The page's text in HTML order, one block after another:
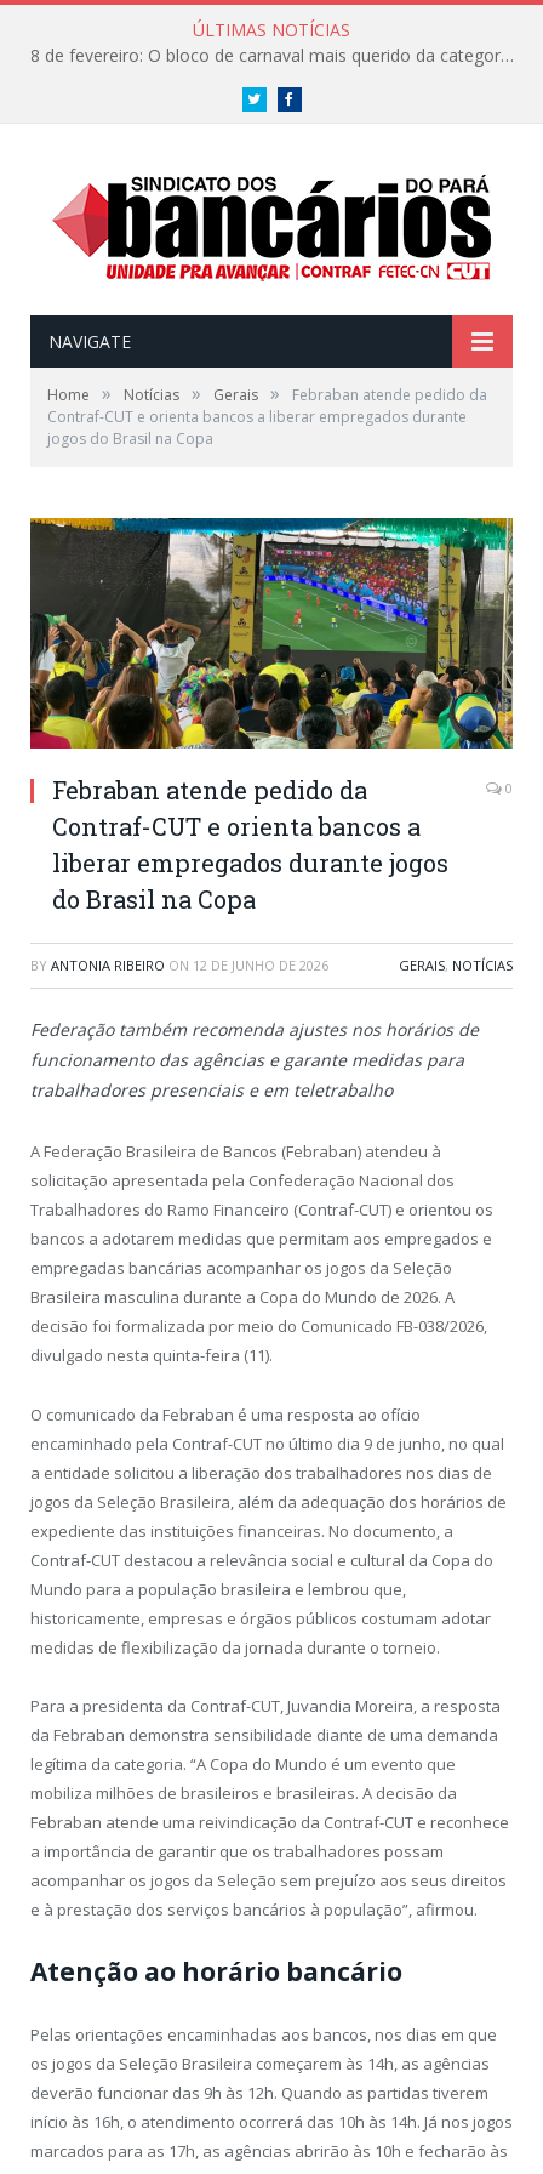
ÚLTIMAS NOTÍCIAS
8 de fevereiro: O bloco de carnaval mais querido da categoria já tem data. Vem pro CarnaBancários 2025!
Twitter
NAVIGATE
Home » Notícias » Gerais »
Febraban atende pedido da
Contraf-CUT e orienta bancos a liberar empregados durante
jogos do Brasil na Copa
Febraban atende pedido da
Contraf-CUT e orienta bancos a
liberar empregados durante jogos
do Brasil na Copa
0
BY ANTONIA RIBEIRO ON 12 DE JUNHO DE 2026 GERAIS, NOTÍCIAS
Federação também recomenda ajustes nos horários de
funcionamento das agências e garante medidas para
trabalhadores presenciais e em teletrabalho
A Federação Brasileira de Bancos (Febraban) atendeu à
solicitação apresentada pela Confederação Nacional dos
Trabalhadores do Ramo Financeiro (Contraf-CUT) e orientou os
bancos a adotarem medidas que permitam aos empregados e
empregadas bancárias acompanhar os jogos da Seleção
Brasileira masculina durante a Copa do Mundo de 2026. A
decisão foi formalizada por meio do Comunicado FB-038/2026,
divulgado nesta quinta-feira (11).
O comunicado da Febraban é uma resposta ao ofício
encaminhado pela Contraf-CUT no último dia 9 de junho, no qual
a entidade solicitou a liberação dos trabalhadores nos dias de
jogos da Seleção Brasileira, além da adequação dos horários de
expediente das instituições financeiras. No documento, a
Contraf-CUT destacou a relevância social e cultural da Copa do
Mundo para a população brasileira e lembrou que,
historicamente, empresas e órgãos públicos costumam adotar
medidas de flexibilização da jornada durante o torneio.
Para a presidenta da Contraf-CUT, Juvandia Moreira, a resposta
da Febraban demonstra sensibilidade diante de uma demanda
legítima da categoria. “A Copa do Mundo é um evento que
mobiliza milhões de brasileiros e brasileiras. A decisão da
Febraban atende uma reivindicação da Contraf-CUT e reconhece
a importância de garantir que os trabalhadores possam
acompanhar os jogos da Seleção sem prejuízo aos seus direitos
e à prestação dos serviços bancários à população”, afirmou.
Atenção ao horário bancário
Pelas orientações encaminhadas aos bancos, nos dias em que
os jogos da Seleção Brasileira começarem às 14h, as agências
deverão funcionar das 9h às 12h. Quando as partidas tiverem
início às 16h, o atendimento ocorrerá das 10h às 14h. Já nos jogos
marcados para as 17h, as agências abrirão às 10h e fecharão às